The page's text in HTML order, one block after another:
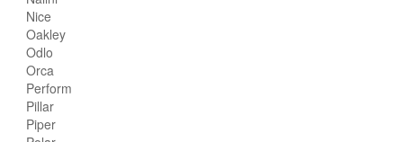
Nice
Oakley
Odlo
Orca
Perform
Pillar
Piper